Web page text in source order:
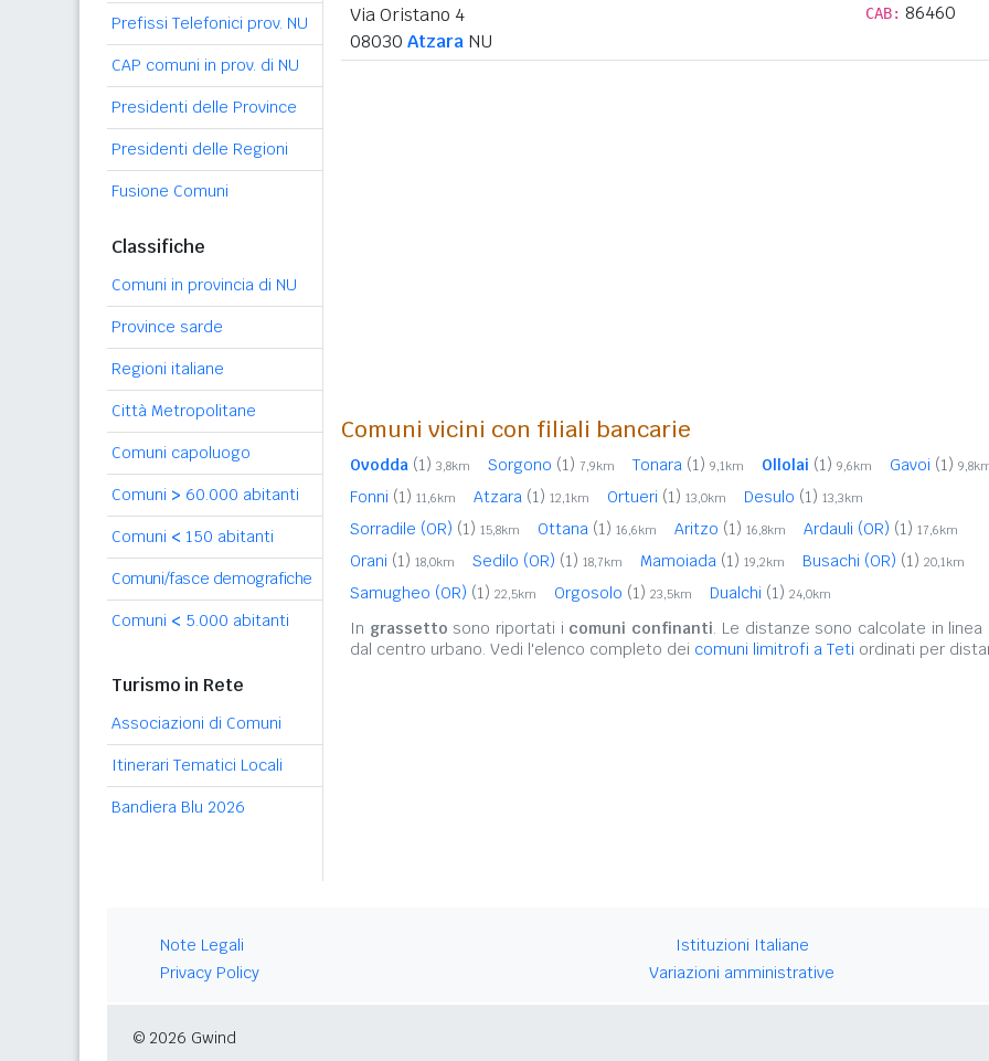
Prefissi Telefonici prov. NU
CAP comuni in prov. di NU
Presidenti delle Province
Presidenti delle Regioni
Fusione Comuni
Classifiche
Comuni in provincia di NU
Province sarde
Regioni italiane
Città Metropolitane
Comuni capoluogo
Comuni > 60.000 abitanti
Comuni < 150 abitanti
Comuni/fasce demografiche
Comuni < 5.000 abitanti
Turismo in Rete
Associazioni di Comuni
Itinerari Tematici Locali
Bandiera Blu 2026
Via Oristano 4
08030 Atzara NU
CAB: 86460
Comuni vicini con filiali bancarie
Ovodda (1) 3,8km Sorgono (1) 7,9km Tonara (1) 9,1km Ollolai (1) 9,6km Gavoi (1)
Fonni (1) 11,6km Atzara (1) 12,1km Ortueri (1) 13,0km Desulo (1) 13,3km
Sorradile (OR) (1) 15,8km Ottana (1) 16,6km Aritzo (1) 16,8km Ardauli (OR) (1) 17,6km
Orani (1) 18,0km Sedilo (OR) (1) 18,7km Mamoiada (1) 19,2km Busachi (OR) (1) 20,1km
Samugheo (OR) (1) 22,5km Orgosolo (1) 23,5km Dualchi (1) 24,0km
In grassetto sono riportati i comuni confinanti. Le distanze sono calcolate in linea
dal centro urbano. Vedi l'elenco completo dei comuni limitrofi a Teti ordinati per
Note Legali
Privacy Policy
Istituzioni Italiane
Variazioni amministrative
© 2026 Gwind